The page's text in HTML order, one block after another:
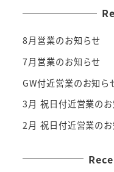
8月営業のお知らせ
7月営業のお知らせ
GW付近営業のお知ら
3月 祝日付近営業の
2月 祝日付近営業の